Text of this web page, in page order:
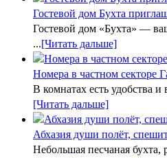
Гостевой дом Бухта
Гостевой дом «Бухта» —
...[Читать дальше]
Номера в частном секторе
В комнатах есть удобства и
[Читать дальше]
Абхазия души полёт,
Небольшая песчаная